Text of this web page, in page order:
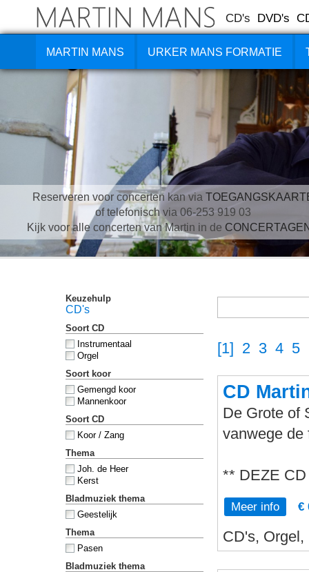
CD's DVD's
MARTIN MANS URKER MANS FORMATIE
Reserveren voor concerten kan via
of telefonisch via 06-253 919 03
Kijk voor alle concerten van Martin in de
Keuzehulp
CD's
Soort CD
Instrumentaal
Orgel
Soort koor
Gemengd koor
Mannenkoor
Soort CD
Koor / Zang
Thema
Joh. de Heer
Kerst
Bladmuziek thema
Geestelijk
Thema
Pasen
Bladmuziek thema
[1] 2 3 4 5
CD
De Grote of
vanwege de
** DEZE
Meer info €
CD's, Orgel,